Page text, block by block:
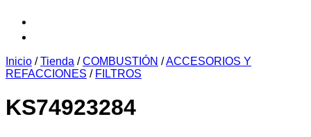
Inicio / Tienda / COMBUSTIÓN /ACCESORIOS Y
REFACCIONES / FILTROS
KS74923284